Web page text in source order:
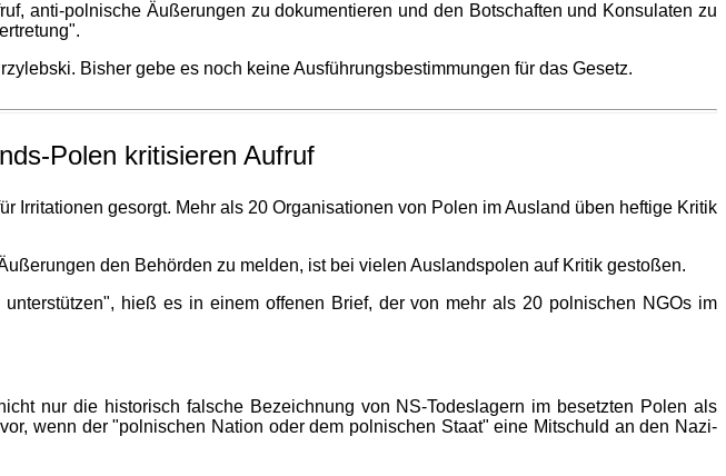
anti-polnische Äußerungen zu dokumentieren und den Botschaften und Konsulaten zu
Bisher gebe es noch keine Ausführungsbestimmungen für das Gesetz.
Polen kritisieren Aufruf
Irritationen gesorgt. Mehr als 20 Organisationen von Polen im Ausland üben heftige Kritik
den Behörden zu melden, ist bei vielen Auslandspolen auf Kritik gestoßen.
hieß es in einem offenen Brief, der von mehr als 20 polnischen NGOs im
nur die historisch falsche Bezeichnung von NS-Todeslagern im besetzten Polen als
wenn der "polnischen Nation oder dem polnischen Staat" eine Mitschuld an den Nazi-